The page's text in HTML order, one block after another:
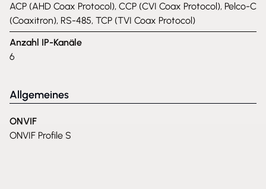
ACP (AHD Coax Protocol), CCP (CVI Coax Protocol), Pelco-C
(Coaxitron), RS-485, TCP (TVI Coax Protocol)
Anzahl IP-Kanäle
6
Allgemeines
ONVIF
ONVIF Profile S